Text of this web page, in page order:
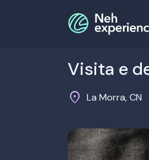
Visita e
location_on La Morra, CN